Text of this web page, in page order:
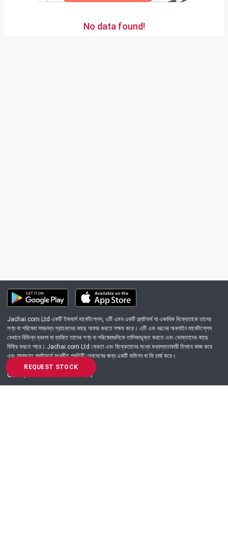
REQUEST STOCK
No data found!
Jachai.com Ltd একটি ইকমার্স মার্কেটপ্লেস, এটি এমন একটি প্ল্যাটফর্ম যা একাধিক বিক্রেতাকে তাদের
পণ্য বা পরিষেবা সম্ভাব্য গ্রাহকদের কাছে অফার করতে সক্ষম করে। এটি এক ধরনের অনলাইন মার্কেটপ্লেস
যেখানে বিভিন্ন ব্যবসা বা ব্যক্তি তাদের পণ্য বা পরিষেবাগুলিকে তালিকাভুক্ত করতে এবং ভোক্তাদের কাছে
বিক্রি করতে পারে। Jachai.com Ltd ক্রেতা এবং বিক্রেতাদের মধ্যে মধ্যস্থতাকারী হিসাবে কাজ করে
এবং সাধারণত প্ল্যাটফর্মে সংঘটিত প্রতিটি লেনদেনের জন্য একটি কমিশন বা ফি চার্জ করে।
Got Question? Call us 24/7